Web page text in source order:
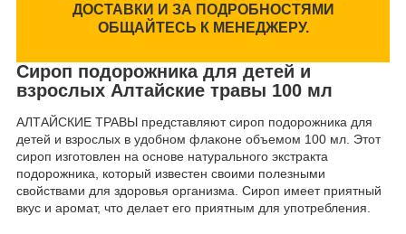
ДОСТАВКИ И ЗА ПОДРОБНОСТЯМИ
ОБЩАЙТЕСЬ К МЕНЕДЖЕРУ.
Сироп подорожника для детей и
взрослых Алтайские травы 100 мл
АЛТАЙСКИЕ ТРАВЫ представляют сироп подорожника для
детей и взрослых в удобном флаконе объемом 100 мл. Этот
сироп изготовлен на основе натурального экстракта
подорожника, который известен своими полезными
свойствами для здоровья организма. Сироп имеет приятный
вкус и аромат, что делает его приятным для употребления.